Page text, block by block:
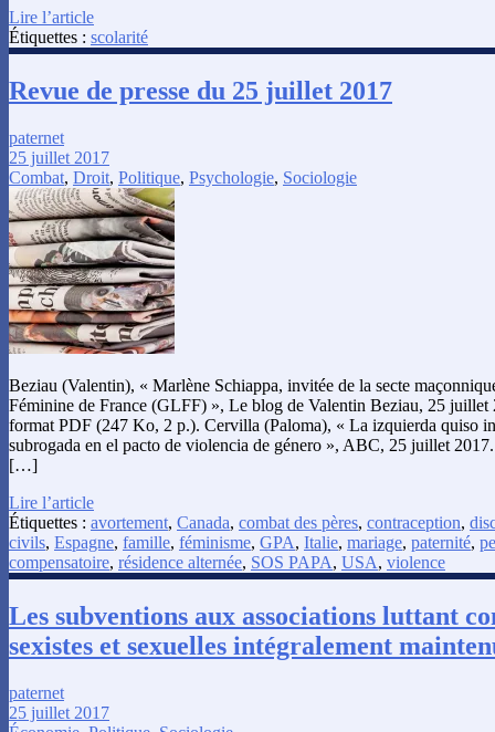
Lire l’article
Étiquettes : scolarité
Revue de presse du 25 juillet 2017
paternet
25 juillet 2017
Combat, Droit, Politique, Psychologie, Sociologie
Beziau (Valentin), « Marlène Schiappa, invitée de la secte
Féminine de France (GLFF) », Le blog de Valentin Beziau, 25 juillet
format PDF (247 Ko, 2 p.). Cervilla (Paloma), « La izquierda quiso
subrogada en el pacto de violencia de género », ABC, 25 juillet
[…]
Lire l’article
Étiquettes : avortement, Canada, combat des pères, contraception,
civils, Espagne, famille, féminisme, GPA, Italie, mariage, paternité,
compensatoire, résidence alternée, SOS PAPA, USA, violence
Les subventions aux associations luttant
sexistes et sexuelles intégralement
paternet
25 juillet 2017